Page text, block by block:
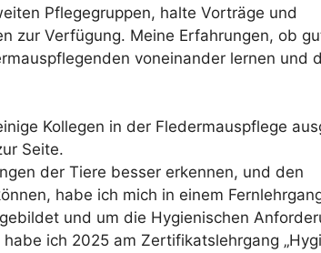
Pflegegruppen, halte Vorträge und
zur Verfügung. Meine Erfahrungen, ob
voneinander lernen und
Kollegen in der Fledermauspflege
Seite.
der Tiere besser erkennen, und den
habe ich mich in einem
und um die Hygienischen
ich 2025 am Zertifikatslehrgang